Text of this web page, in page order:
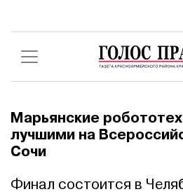
Марьянские
лучшими на
Сочи
Финал состоится в